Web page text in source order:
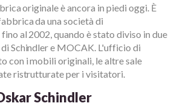
originale è ancora in piedi oggi. È
da una società di
al 2002, quando è stato diviso in due
Schindler e MOCAK. L'ufficio di
con i mobili originali, le altre sale
ristrutturate per i visitatori.
Schindler